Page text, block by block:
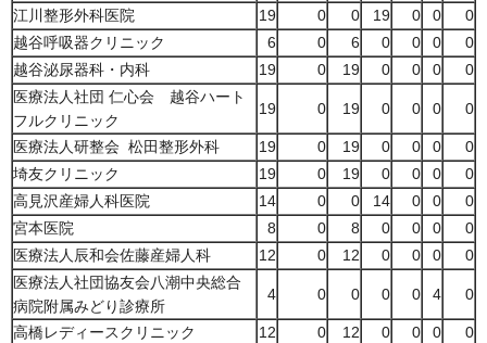
江川整形外科医院
19 0 0 19 0 0
0
越谷呼吸器クリニック
6 0 6 0 0 0
0
越谷泌尿器科・内科
19 0 19 0 0 0
0
医療法人社団 仁心会 越谷ハート
フルクリニック
19 0 19 0 0 0 0
医療法人研整会 松田整形外科 19 0 19 0 0 0
0
埼友クリニック
19 0 19 0 0 0
0
高見沢産婦人科医院
14 0 0 14 0 0
0
宮本医院
8 0 8 0 0 0
0
医療法人辰和会佐藤産婦人科
12 0 12 0 0 0
0
医療法人社団協友会八潮中央総合
病院附属みどり診療所
4 0 0 0 0 4 0
高橋レディースクリニック 12 0 12 0 0 0
0